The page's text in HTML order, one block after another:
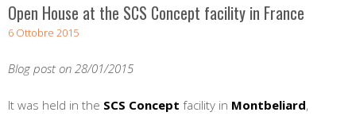
Open House at the SCS Concept facility in France
6 Ottobre 2015
Blog post on 28/01/2015
It was held in the SCS Concept facility in Montbeliard,